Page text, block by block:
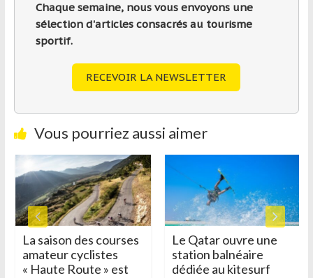
Chaque semaine, nous vous envoyons une
sélection d'articles consacrés au tourisme
sportif.
RECEVOIR LA NEWSLETTER
Vous pourriez aussi aimer
La saison des courses
amateur cyclistes
« Haute Route » est
Le Qatar ouvre une
station balnéaire
dédiée au kitesurf